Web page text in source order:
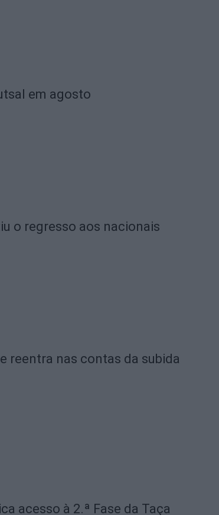
em agosto
o regresso aos nacionais
reentra nas contas da subida
acesso à 2.ª Fase da Taça